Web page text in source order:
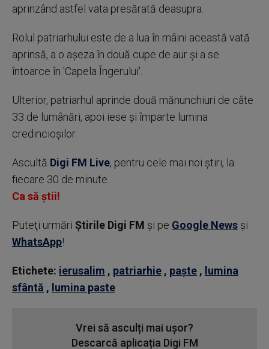
aprinzând astfel vata presărată deasupra.
Rolul patriarhului este de a lua în mâini această vată
aprinsă, a o aşeza în două cupe de aur şi a se
întoarce în 'Capela Îngerului'.
Ulterior, patriarhul aprinde două mănunchiuri de câte
33 de lumânări, apoi iese şi împarte lumina
credincioşilor.
Ascultă Digi FM Live, pentru cele mai noi știri, la
fiecare 30 de minute.
Ca să știi!
Puteţi urmări Știrile Digi FM şi pe Google News şi
WhatsApp!
Etichete: ierusalim , patriarhie , paște , lumina
sfântă , lumina paste
Vrei să asculți mai ușor?
Descarcă aplicația Digi FM